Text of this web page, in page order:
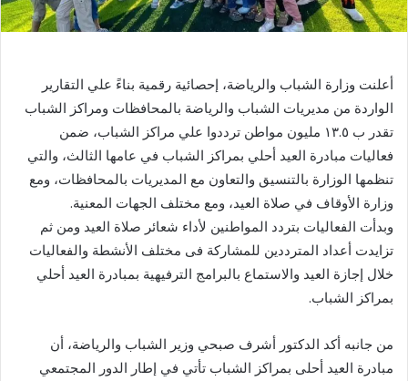
أعلنت وزارة الشباب والرياضة، إحصائية رقمية بناءً علي التقارير
الواردة من مديريات الشباب والرياضة بالمحافظات ومراكز الشباب
تقدر ب ١٣.٥ مليون مواطن ترددوا علي مراكز الشباب، ضمن
فعاليات مبادرة العيد أحلي بمراكز الشباب في عامها الثالث، والتي
تنظمها الوزارة بالتنسيق والتعاون مع المديريات بالمحافظات، ومع
وزارة الأوقاف في صلاة العيد، ومع مختلف الجهات المعنية.
وبدأت الفعاليات بتردد المواطنين لأداء شعائر صلاة العيد ومن ثم
تزايدت أعداد المترددين للمشاركة فى مختلف الأنشطة والفعاليات
خلال إجازة العيد والاستماع بالبرامج الترفيهية بمبادرة العيد أحلي
بمراكز الشباب.
من جانبه أكد الدكتور أشرف صبحي وزير الشباب والرياضة، أن
مبادرة العيد أحلى بمراكز الشباب تأتي في إطار الدور المجتمعي